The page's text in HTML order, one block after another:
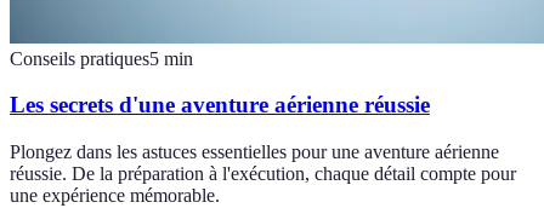
Conseils pratiques5 min
Les secrets d'une aventure aérienne réussie
Plongez dans les astuces essentielles pour une aventure aérienne
réussie. De la préparation à l'exécution, chaque détail compte pour
une expérience mémorable.